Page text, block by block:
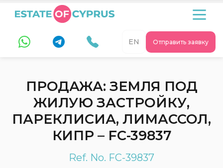
Отправить заявку
EN
ПРОДАЖА: ЗЕМЛЯ ПОД
ЖИЛУЮ ЗАСТРОЙКУ,
ПАРЕКЛИСИА, ЛИМАССОЛ,
КИПР – FC-39837
Ref. No. FC-39837